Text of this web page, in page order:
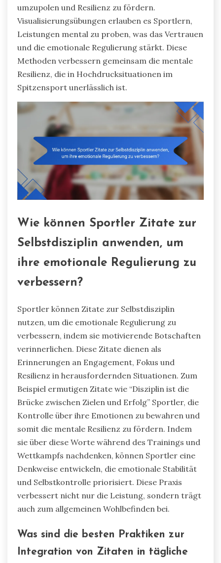
umzupolen und Resilienz zu fördern.
Visualisierungsübungen erlauben es Sportlern,
Leistungen mental zu proben, was das Vertrauen
und die emotionale Regulierung stärkt. Diese
Methoden verbessern gemeinsam die mentale
Resilienz, die in Hochdrucksituationen im
Spitzensport unerlässlich ist.
Wie können Sportler Zitate zur
Selbstdisziplin anwenden, um
ihre emotionale Regulierung zu
verbessern?
Sportler können Zitate zur Selbstdisziplin
nutzen, um die emotionale Regulierung zu
verbessern, indem sie motivierende Botschaften
verinnerlichen. Diese Zitate dienen als
Erinnerungen an Engagement, Fokus und
Resilienz in herausfordernden Situationen. Zum
Beispiel ermutigen Zitate wie “Disziplin ist die
Brücke zwischen Zielen und Erfolg” Sportler, die
Kontrolle über ihre Emotionen zu bewahren und
somit die mentale Resilienz zu fördern. Indem
sie über diese Worte während des Trainings und
Wettkampfs nachdenken, können Sportler eine
Denkweise entwickeln, die emotionale Stabilität
und Selbstkontrolle priorisiert. Diese Praxis
verbessert nicht nur die Leistung, sondern trägt
auch zum allgemeinen Wohlbefinden bei.
Was sind die besten Praktiken zur
Integration von Zitaten in tägliche